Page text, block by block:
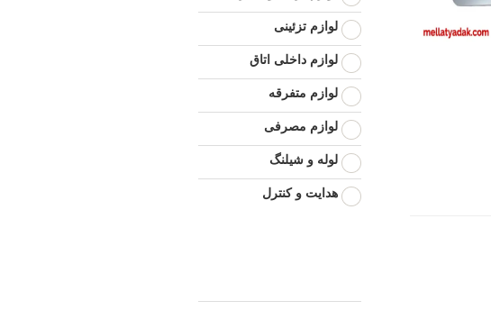
لوازم تزئینی
لوازم داخلی اتاق
لوازم متفرقه
لوازم مصرفی
لوله و شیلنگ
هدایت و کنترل